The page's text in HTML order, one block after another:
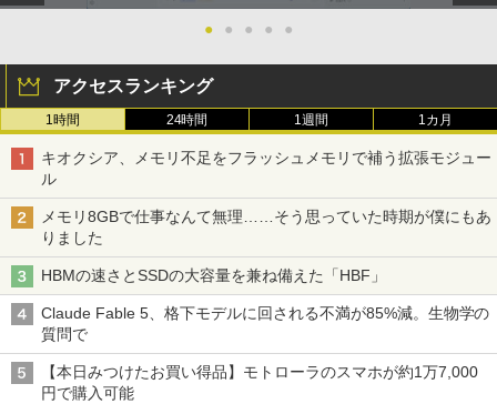
● ● ● ● ●
アクセスランキング
1時間 24時間 1週間 1カ月
キオクシア、メモリ不足をフラッシュメモリで補う拡張モジュー
ル
メモリ8GBで仕事なんて無理……そう思っていた時期が僕にもあ
りました
HBMの速さとSSDの大容量を兼ね備えた「HBF」
Claude Fable 5、格下モデルに回される不満が85%減。生物学の
質問で
【本日みつけたお買い得品】モトローラのスマホが約1万7,000
円で購入可能